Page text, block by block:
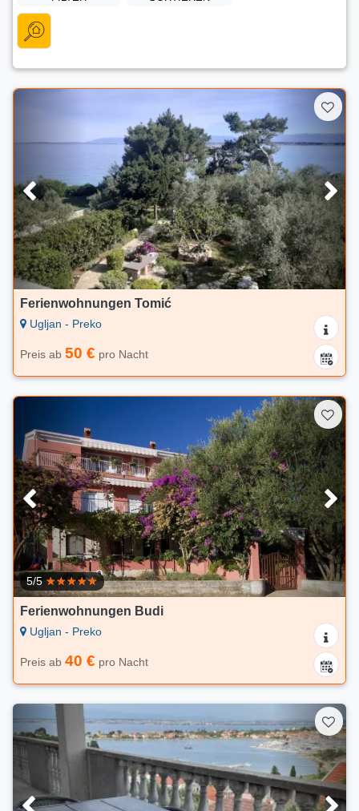
Ferienwohnungen Tomić
Ugljan - Preko
Preis ab 50 € pro Nacht
5/5
Ferienwohnungen Budi
Ugljan - Preko
Preis ab 40 € pro Nacht